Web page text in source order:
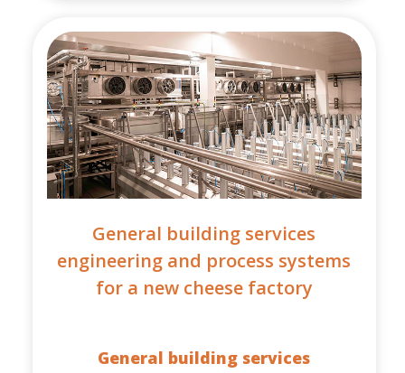
General building services
engineering and process systems
for a new cheese factory
General building services